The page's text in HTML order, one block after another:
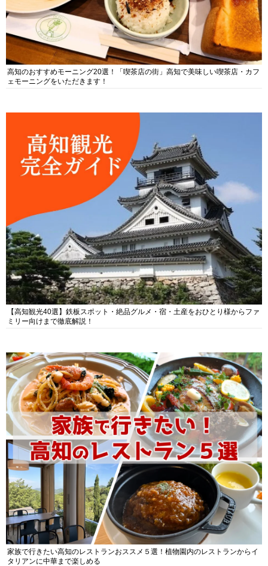
高知のおすすめモーニング20選！「喫茶店の街」高知で美味しい喫茶店・カフ
ェモーニングをいただきます！
【高知観光40選】鉄板スポット・絶品グルメ・宿・土産をおひとり様からファ
ミリー向けまで徹底解説！
家族で行きたい高知のレストランおススメ５選！植物園内のレストランからイ
タリアンに中華まで楽しめる